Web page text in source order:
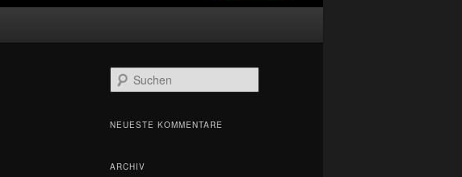
u
h
NEUESTE KOMMENTARE
ARCHIV